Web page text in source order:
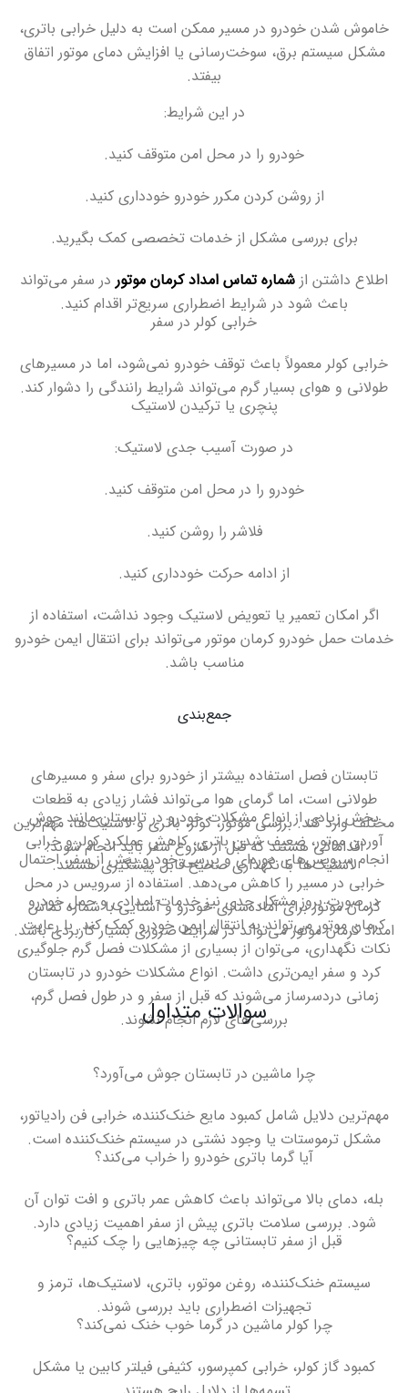
خاموش شدن خودرو در مسیر ممکن است به دلیل خرابی باتری،
مشکل سیستم برق، سوخت‌رسانی یا افزایش دمای موتور اتفاق
بیفتد.
در این شرایط:
خودرو را در محل امن متوقف کنید.
از روشن کردن مکرر خودرو خودداری کنید.
برای بررسی مشکل از خدمات تخصصی کمک بگیرید.
اطلاع داشتن از شماره تماس امداد کرمان موتوردر سفر می‌تواند
باعث شود در شرایط اضطراری سریع‌تر اقدام کنید.
خرابی کولر در سفر
خرابی کولر معمولاً باعث توقف خودرو نمی‌شود، اما در مسیرهای
طولانی و هوای بسیار گرم می‌تواند شرایط رانندگی را دشوار کند.
پنچری یا ترکیدن لاستیک
در صورت آسیب جدی لاستیک:
خودرو را در محل امن متوقف کنید.
فلاشر را روشن کنید.
از ادامه حرکت خودداری کنید.
اگر امکان تعمیر یا تعویض لاستیک وجود نداشت، استفاده از
خدمات حمل خودرو کرمان موتور می‌تواند برای انتقال ایمن خودرو
مناسب باشد.
جمع‌بندی
تابستان فصل استفاده بیشتر از خودرو برای سفر و مسیرهای
طولانی است، اما گرمای هوا می‌تواند فشار زیادی به قطعات
مختلف وارد کند. بررسی موتور، کولر، باتری و لاستیک‌ها، مهم‌ترین
اقداماتی هستند که قبل از شروع سفر باید انجام شوند.
بخش زیادی از انواع مشکلات خودرو در تابستان مانند جوش
آوردن موتور، ضعیف شدن باتری، کاهش عملکرد کولر و خرابی
لاستیک‌ها با نگهداری صحیح قابل پیشگیری هستند.
انجام سرویس‌های دوره‌ای و بررسی خودرو پیش از سفر، احتمال
خرابی در مسیر را کاهش می‌دهد. استفاده از سرویس در محل
کرمان موتور برای آماده‌سازی خودرو و آشنایی با شماره تماس
امداد کرمان موتور می‌تواند در شرایط ضروری بسیار کاربردی باشد.
در صورت بروز مشکل جدی نیز خدمات امدادی و حمل خودرو
کرمان موتور می‌تواند به انتقال ایمن خودرو کمک کند. با رعایت
نکات نگهداری، می‌توان از بسیاری از مشکلات فصل گرم جلوگیری
کرد و سفر ایمن‌تری داشت. انواع مشکلات خودرو در تابستان
زمانی دردسرساز می‌شوند که قبل از سفر و در طول فصل گرم،
بررسی‌های لازم انجام نشوند. سوالات متداول
چرا ماشین در تابستان جوش می‌آورد؟
مهم‌ترین دلایل شامل کمبود مایع خنک‌کننده، خرابی فن رادیاتور،
مشکل ترموستات یا وجود نشتی در سیستم خنک‌کننده است.
آیا گرما باتری خودرو را خراب می‌کند؟
بله، دمای بالا می‌تواند باعث کاهش عمر باتری و افت توان آن
شود. بررسی سلامت باتری پیش از سفر اهمیت زیادی دارد.
قبل از سفر تابستانی چه چیزهایی را چک کنیم؟
سیستم خنک‌کننده، روغن موتور، باتری، لاستیک‌ها، ترمز و
تجهیزات اضطراری باید بررسی شوند.
چرا کولر ماشین در گرما خوب خنک نمی‌کند؟
کمبود گاز کولر، خرابی کمپرسور، کثیفی فیلتر کابین یا مشکل